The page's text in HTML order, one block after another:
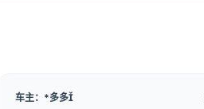
车主：*多多